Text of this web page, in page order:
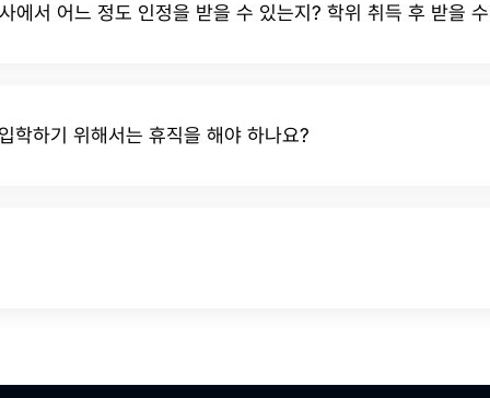
에서 어느 정도 인정을 받을 수 있는지? 학위 취득 후 받을
학하기 위해서는 휴직을 해야 하나요?